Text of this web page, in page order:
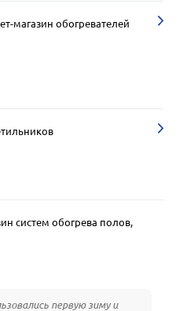
магазин обогревателей
систем обогрева полов,
первую зиму и